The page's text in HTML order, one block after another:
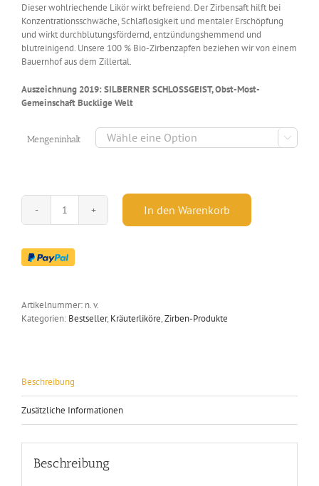
Dieser wohlriechende Likör wirkt befreiend. Der Zirbensaft hilft bei
Konzentrationsschwäche, Schlaflosigkeit und mentaler Erschöpfung
und wirkt durchblutungsfördernd, entzündungshemmend und
blutreinigend. Unsere 100 % Bio-Zirbenzapfen beziehen wir von einem
Bauernhof aus dem Zillertal.
Auszeichnung 2019: SILBERNER SCHLOSSGEIST, Obst-Most-
Gemeinschaft Bucklige Welt
Mengeninhalt 
Zirbenlikör
-
%
vol.
2019
Menge
In den Warenkorb
Artikelnummer: n. v.
Kategorien: Bestseller, Kräuterliköre,Zirben-Produkte
Beschreibung
Zusätzliche Informationen
Beschreibung